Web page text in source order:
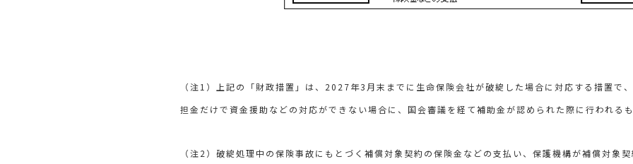
（注1）上記の「財政措置」は、2027年3月末までに生命保険会社が破綻した場合に対応する措置で
担金だけで資金援助などの対応ができない場合に、国会審議を経て補助金が認められた際に行われるも
（注2）破綻処理中の保険事故にもとづく補償対象契約の保険金などの支払い、保護機構が補償対象